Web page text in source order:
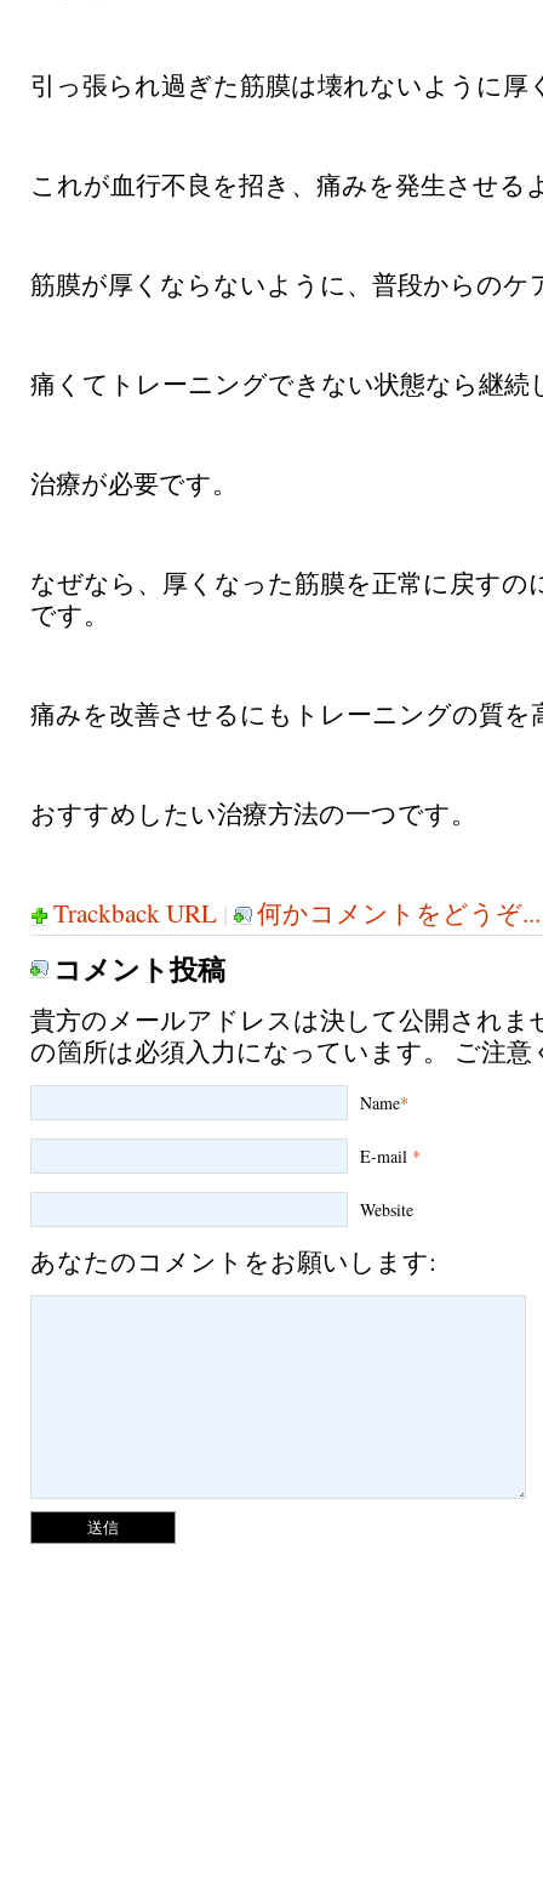
引っ張られ過ぎた筋膜は壊れないように厚
これが血行不良を招き、痛みを発生させる
筋膜が厚くならないように、普段からのケ
痛くてトレーニングできない状態なら継続
治療が必要です。
なぜなら、厚くなった筋膜を正常に戻すの
です。
痛みを改善させるにもトレーニングの質を
おすすめしたい治療方法の一つです。
Trackback URL | 何かコメントをどうぞ...
コメント投稿
貴方のメールアドレスは決して公開されま
の箇所は必須入力になっています。 ご注
Name*
E-mail *
Website
あなたのコメントをお願いします: